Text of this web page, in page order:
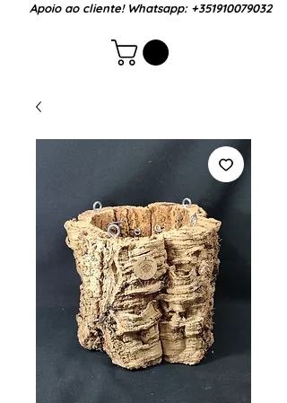
Apoio ao cliente! Whatsapp: +351910079032